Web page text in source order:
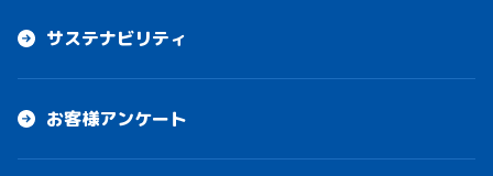
サステナビリティ
お客様アンケート